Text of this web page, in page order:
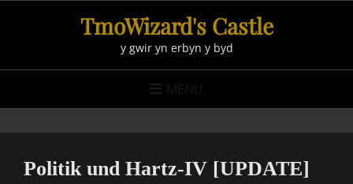
TmoWizard's Castle
y gwir yn erbyn y byd
MENU
Politik und Hartz-IV [UPDATE]